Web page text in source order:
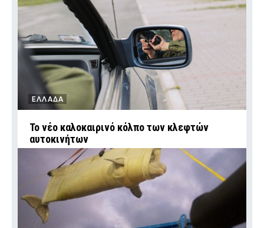
ΕΛΛΑΔΑ
Το νέο καλοκαιρινό κόλπο των κλεφτών
αυτοκινήτων